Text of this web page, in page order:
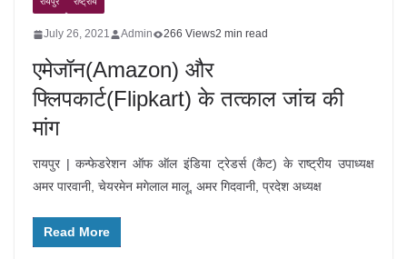
July 26, 2021 Admin 266 Views2 min read
एमेजॉन(Amazon) और
फ्लिपकार्ट(Flipkart) के तत्काल जांच की
मांग
रायपुर | कन्फेडरेशन ऑफ ऑल इंडिया ट्रेडर्स (कैट) के राष्ट्रीय उपाध्यक्ष
अमर पारवानी, चेयरमेन मगेलाल मालू, अमर गिदवानी, प्रदेश अध्यक्ष
Read More